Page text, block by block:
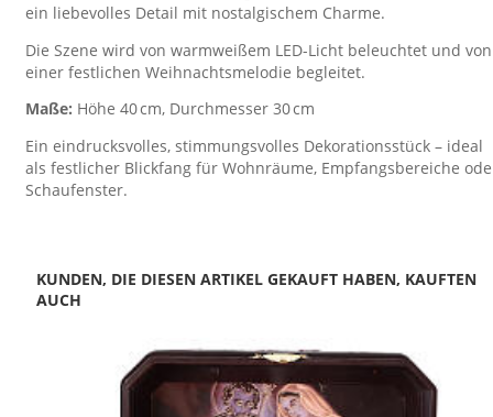
ein liebevolles Detail mit nostalgischem Charme.
Die Szene wird von warmweißem LED-Licht beleuchtet und von
einer festlichen Weihnachtsmelodie begleitet.
Maße: Höhe 40 cm, Durchmesser 30 cm
Ein eindrucksvolles, stimmungsvolles Dekorationsstück – ideal
als festlicher Blickfang für Wohnräume, Empfangsbereiche
Schaufenster.
KUNDEN, DIE DIESEN ARTIKEL GEKAUFT HABEN, KAUFTEN
AUCH